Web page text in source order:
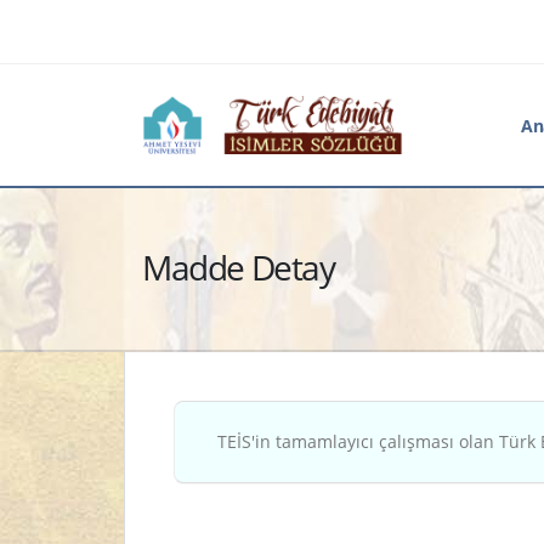
Madde Detay
TEİS'in tamamlayıcı çalışması olan